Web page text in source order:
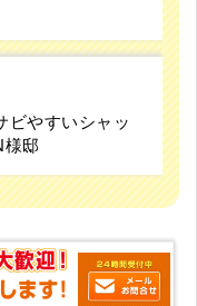
やすいシャッ
様邸